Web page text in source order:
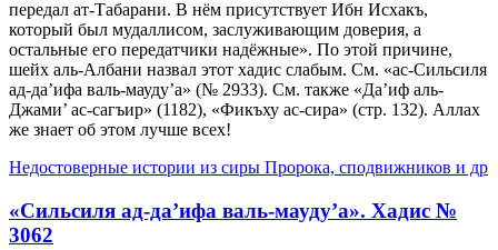
передал ат-Табарани. В нём присутствует Ибн Исхакъ,
который был мудаллисом, заслуживающим доверия, а
остальные его передатчики надёжные». По этой причине,
шейх аль-Албани назвал этот хадис слабым. См. «ас-Сильсиля
ад-да’ифа валь-мауду’а» (№ 2933). См. также «Да’иф аль-
Джами’ ас-сагъир» (1182), «Фикъху ас-сира» (стр. 132). Аллах
же знает об этом лучше всех!
Недостоверные истории из сиры Пророка, сподвижников и др
«Сильсиля ад-да’ифа валь-мауду’а». Хадис №
3062